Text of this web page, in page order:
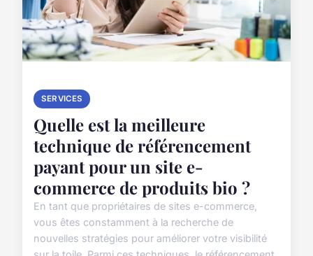
SERVICES
Quelle est la meilleure
technique de référencement
payant pour un site e-
commerce de produits bio ?
En tant que propriétaires de sites e-commerce,
vous êtes constamment à la recherche de
nouvelles stratégies pour améliorer votre visibilité